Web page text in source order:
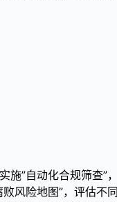
施”自动化合规筛查”
风险地图”，评估不